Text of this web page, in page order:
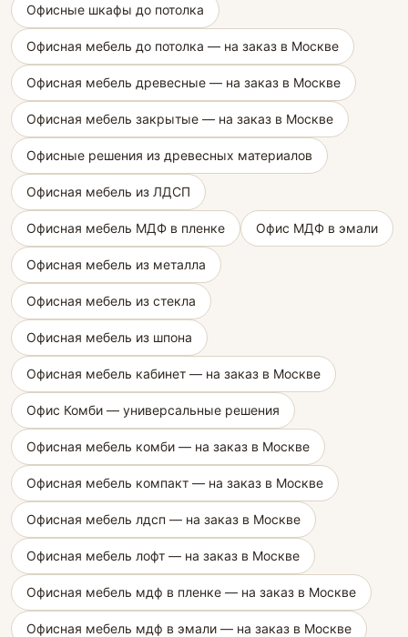
Офисные шкафы до потолка
Офисная мебель до потолка — на заказ в Москве
Офисная мебель древесные — на заказ в Москве
Офисная мебель закрытые — на заказ в Москве
Офисные решения из древесных материалов
Офисная мебель из ЛДСП
Офисная мебель МДФ в пленке Офис МДФ в эмали
Офисная мебель из металла
Офисная мебель из стекла
Офисная мебель из шпона
Офисная мебель кабинет — на заказ в Москве
Офис Комби — универсальные решения
Офисная мебель комби — на заказ в Москве
Офисная мебель компакт — на заказ в Москве
Офисная мебель лдсп — на заказ в Москве
Офисная мебель лофт — на заказ в Москве
Офисная мебель мдф в пленке — на заказ в Москве
Офисная мебель мдф в эмали — на заказ в Москве